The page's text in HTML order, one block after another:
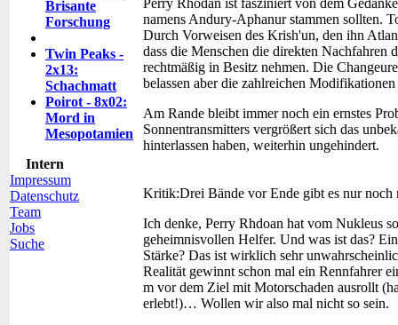
Brisante
Forschung
Twin Peaks -
2x13:
Schachmatt
Poirot - 8x02:
Mord in
Mesopotamien
Intern
Impressum
Datenschutz
Team
Jobs
Suche
Perry Rhodan ist fasziniert von dem
namens Andury-Aphanur stammen sollten.
Durch Vorweisen des Krish'un, den ihn
dass die Menschen die direkten Nachfahren
rechtmäßig in Besitz nehmen. Die
belassen aber die zahlreichen
Am Rande bleibt immer noch ein ernstes
Sonnentransmitters vergrößert sich das
hinterlassen haben, weiterhin ungehindert.
Kritik:Drei Bände vor Ende gibt es nur
Ich denke, Perry Rhdoan hat vom Nukleus
geheimnisvollen Helfer. Und was ist das?
Stärke? Das ist wirklich sehr
Realität gewinnt schon mal ein Rennfahrer
m vor dem Ziel mit Motorschaden ausrollt
erlebt!)… Wollen wir also mal nicht so sein.